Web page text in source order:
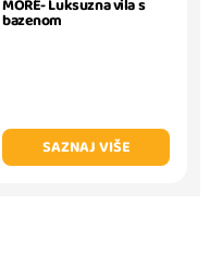
MORE- Luksuzna vila s
bazenom
SAZNAJ VIŠE